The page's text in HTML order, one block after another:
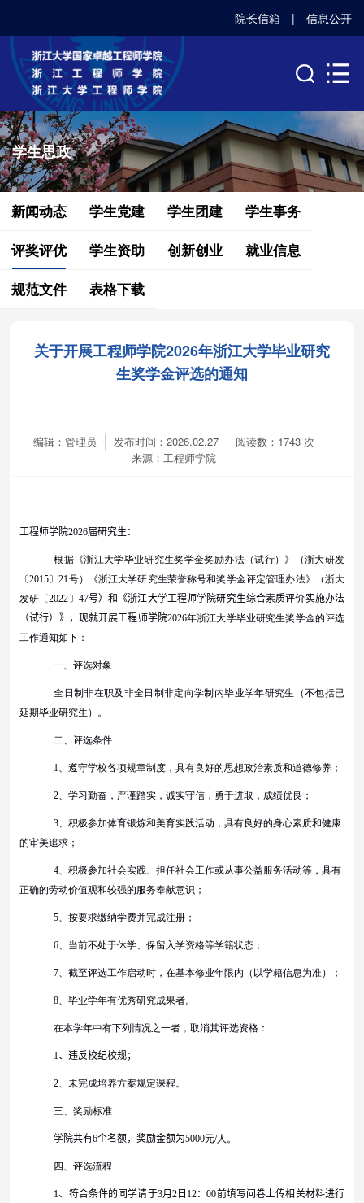
院长信箱 | 信息公开
学生思政
新闻动态 学生党建 学生团建
学生事务
评奖评优
学生资助 创新创业
就业信息
规范文件
表格下载
关于开展工程师学院2026年浙江大学毕业研究
生奖学金评选的通知
编辑：管理员 发布时间：2026.02.27 阅读数： 1743 次
来源：工程师学院
工程师学院2026届研究生：
根据《浙江大学毕业研究生奖学金奖励办法（试行）》（浙大研发
〔2015〕21号）《浙江大学研究生荣誉称号和奖学金评定管理办法》（浙大
发研〔2022 〕 47号）和《浙江大学工程师学院研究生综合素质评价实施办法
（试行）》 ，现就开展工程师学院2026年浙江大学毕业研究生奖学金的评选
工作通知如下：
一、评选对象
全日制非在职及非全日制非定向学制内毕业学年研究生（不包括已
延期毕业研究生）。
二、评选条件
1、遵守学校各项规章制度，具有良好的思想政治素质和道德修养；
2、学习勤奋，严谨踏实，诚实守信，勇于进取，成绩优良；
3、积极参加体育锻炼和美育实践活动，具有良好的身心素质和健康
的审美追求；
4、积极参加社会实践、担任社会工作或从事公益服务活动等，具有
正确的劳动价值观和较强的服务奉献意识；
5、按要求缴纳学费并完成注册；
6、当前不处于休学、保留入学资格等学籍状态；
7、截至评选工作启动时，在基本修业年限内（以学籍信息为准）；
8、毕业学年有优秀研究成果者。
在本学年中有下列情况之一者，取消其评选资格：
1、违反校纪校规；
2、未完成培养方案规定课程。
三、奖励标准
学院共有6个名额 ，奖励金额为5000元/人。
四、评选流程
1、 符合条件的同学请于3月 2日 12：00前填写问卷上传相关材料进行